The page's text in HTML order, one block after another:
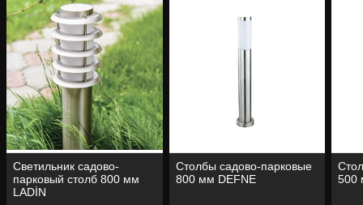
Светильник садово-
парковый столб 800 мм
LADİN
Столбы садово-парковые
800 мм DEFNE
500